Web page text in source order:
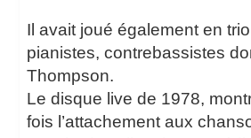
Il avait joué également en
pianistes, contrebassistes
Thompson.
Le disque live de 1978,
fois l’attachement aux